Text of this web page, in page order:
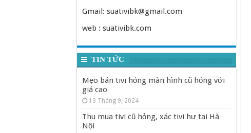
Gmail: suativibk@gmail.com
web : suativibk.com
TIN TỨC
Mẹo bán tivi hỏng màn hình cũ hỏng với
giá cao
13 Tháng 9, 2024
Thu mua tivi cũ hỏng, xác tivi hư tại Hà
Nội